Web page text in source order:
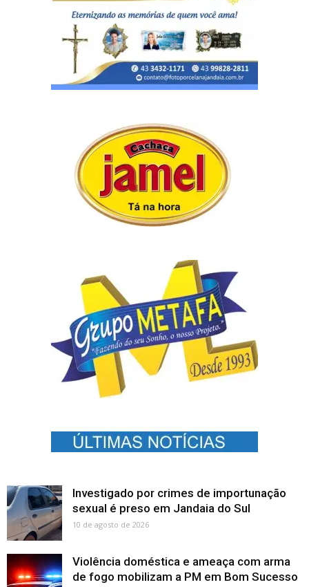
Investigado por crimes de importunação
sexual é preso em Jandaia do Sul
10 de agosto de 2026
Violência doméstica e ameaça com arma
de fogo mobilizam a PM em Bom Sucesso